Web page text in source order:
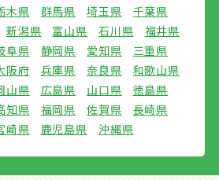
木県 群馬県 埼玉県
千葉県
新潟県 富山県 石川県
福井県
阜県 静岡県 愛知県
三重県
阪府 兵庫県 奈良県
和歌山県
山県 広島県 山口県
徳島県
知県 福岡県 佐賀県
長崎県
崎県 鹿児島県 沖縄県